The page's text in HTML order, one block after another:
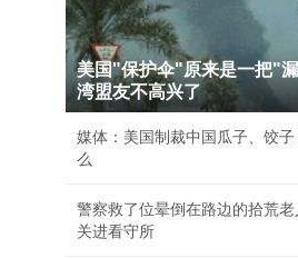
美国"保护伞"原来是一把"
湾盟友不高兴了
媒体：美国制裁中国瓜子、饺
么
警察救了位晕倒在路边的拾荒
关进看守所